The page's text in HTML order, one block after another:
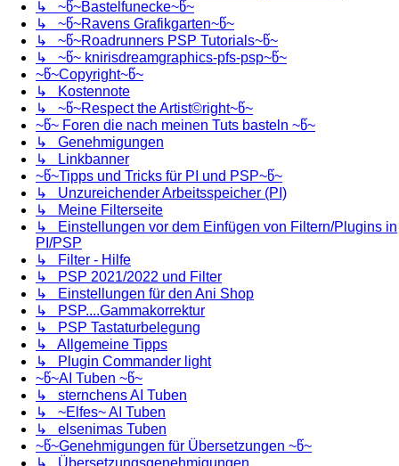
↳ ~წ~Bastelfunecke~წ~
↳ ~წ~Ravens Grafikgarten~წ~
↳ ~წ~Roadrunners PSP Tutorials~წ~
↳ ~წ~ knirisdreamgraphics-pfs-psp~წ~
~წ~Copyright~წ~
↳ Kostennote
↳ ~წ~Respect the Artist©right~წ~
~წ~ Foren die nach meinen Tuts basteln ~წ~
↳ Genehmigungen
↳ Linkbanner
~წ~Tipps und Tricks für PI und PSP~წ~
↳ Unzureichender Arbeitsspeicher (PI)
↳ Meine Filterseite
↳ Einstellungen vor dem Einfügen von Filtern/Plugins in
PI/PSP
↳ Filter - Hilfe
↳ PSP 2021/2022 und Filter
↳ Einstellungen für den Ani Shop
↳ PSP....Gammakorrektur
↳ PSP Tastaturbelegung
↳ Allgemeine Tipps
↳ Plugin Commander light
~წ~AI Tuben ~წ~
↳ sternchens AI Tuben
↳ ~Elfes~ AI Tuben
↳ elsenimas Tuben
~წ~Genehmigungen für Übersetzungen ~წ~
↳ Übersetzungsgenehmigungen